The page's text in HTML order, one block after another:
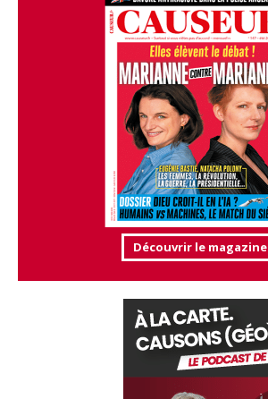
Découvrir le magazine